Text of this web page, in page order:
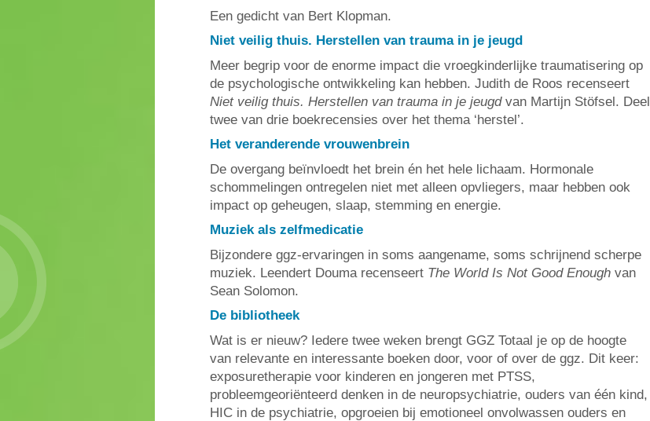
Een gedicht van Bert Klopman.
Niet veilig thuis. Herstellen van trauma in je jeugd
Meer begrip voor de enorme impact die vroegkinderlijke traumatisering op
de psychologische ontwikkeling kan hebben. Judith de Roos recenseert
Niet veilig thuis. Herstellen van trauma in je jeugdvan Martijn Stöfsel. Deel
twee van drie boekrecensies over het thema ‘herstel’.
Het veranderende vrouwenbrein
De overgang beïnvloedt het brein én het hele lichaam. Hormonale
schommelingen ontregelen niet met alleen opvliegers, maar hebben ook
impact op geheugen, slaap, stemming en energie.
Muziek als zelfmedicatie
Bijzondere ggz-ervaringen in soms aangename, soms schrijnend scherpe
muziek. Leendert Douma recenseert The World Is Not Good Enough van
Sean Solomon.
De bibliotheek
Wat is er nieuw? Iedere twee weken brengt GGZ Totaal je op de hoogte
van relevante en interessante boeken door, voor of over de ggz. Dit keer:
exposuretherapie voor kinderen en jongeren met PTSS,
probleemgeoriënteerd denken in de neuropsychiatrie, ouders van één kind,
HIC in de psychiatrie, opgroeien bij emotioneel onvolwassen ouders en